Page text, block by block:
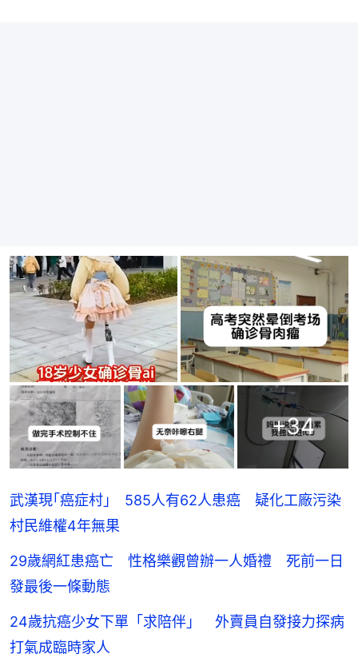
+34
武漢現｢癌症村｣ 585人有62人患癌 疑化工廠污染
村民維權4年無果
29歲網紅患癌亡 性格樂觀曾辦一人婚禮 死前一日
發最後一條動態
24歲抗癌少女下單「求陪伴」 外賣員自發接力探病
打氣成臨時家人